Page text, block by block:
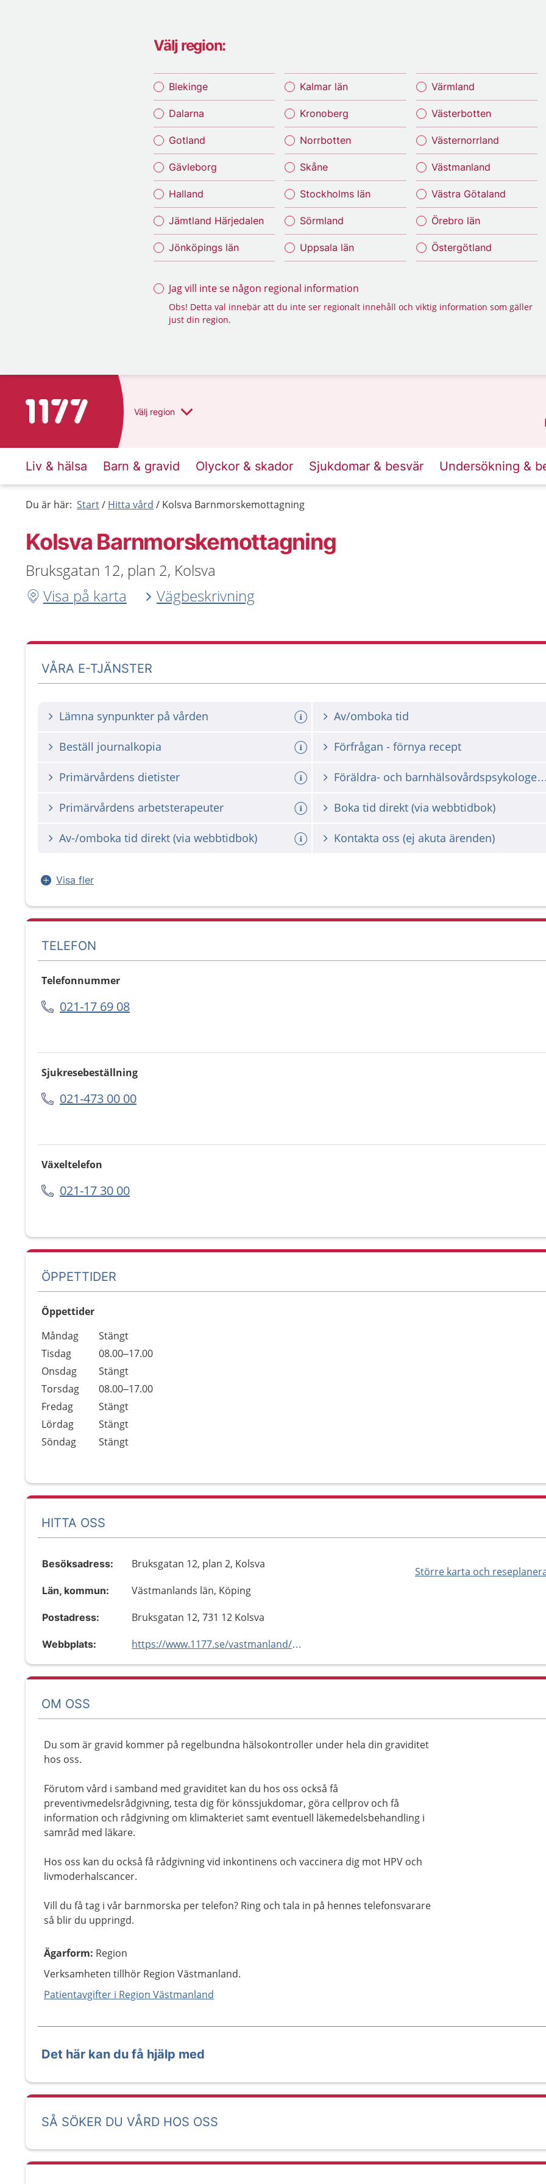
Välj region:
Blekinge
Dalarna
Gotland
Gävleborg
Halland
Jämtland Härjedalen
Jönköpings län
Kalmar län
Kronoberg
Norrbotten
Skåne
Stockholms län
Sörmland
Uppsala län
Värmland
Västerbotten
Västernorrland
Västmanland
Västra Götaland
Örebro län
Östergötland
Jag vill inte se någon regional information
Obs! Detta val innebär att du inte ser regionalt innehåll och viktig information som gäller
just din region.
Till startsidan för 1177 Välj region
Liv & hälsa Barn & gravid Olyckor & skador Sjukdomar & besvär Undersökning &
Du är här: Start Hitta vård Kolsva Barnmorskemottagning
Kolsva Barnmorskemottagning
Bruksgatan 12, plan 2, Kolsva
Visa på karta
Vägbeskrivning
VÅRA E-TJÄNSTER
Lämna synpunkter på vården Av/omboka tid
Beställ journalkopia Förfrågan - förnya recept
Primärvårdens dietister Föräldra- och
Primärvårdens arbetsterapeuter Boka tid direkt (via webbtidbok)
Av-/omboka tid direkt (via webbtidbok) Kontakta oss (ej akuta ärenden)
Visa fler
TELEFON
Telefonnummer
021-17 69 08
Sjukresebeställning
021-473 00 00
Växeltelefon
021-17 30 00
ÖPPETTIDER
Öppettider
Dag
Öppettider
Kommentarer
Måndag
Stängt
Tisdag
08.00–17.00
Onsdag
Stängt
Torsdag
08.00–17.00
Fredag
Stängt
Lördag
Stängt
Söndag
Stängt
HITTA OSS
Större karta och
Besöksadress: Bruksgatan 12, plan 2, Kolsva
Län, kommun: Västmanlands län, Köping
Postadress: Bruksgatan 12, 731 12 Kolsva
Webbplats: https://www.1177.se/vastmanland/kolsva-mvc
OM OSS
Du som är gravid kommer på regelbundna hälsokontroller under hela din graviditet
hos oss.
Förutom vård i samband med graviditet kan du hos oss också få
preventivmedelsrådgivning, testa dig för könssjukdomar, göra cellprov och få
information och rådgivning om klimakteriet samt eventuell läkemedelsbehandling i
samråd med läkare.
Hos oss kan du också få rådgivning vid inkontinens och vaccinera dig mot HPV och
livmoderhalscancer.
Vill du få tag i vår barnmorska per telefon? Ring och tala in på hennes telefonsvarare
så blir du uppringd.
Ägarform: Region
Verksamheten tillhör Region Västmanland.
Patientavgifter i Region Västmanland
Det här kan du få hjälp med
SÅ SÖKER DU VÅRD HOS OSS